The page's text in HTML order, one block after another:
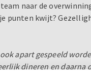
team naar de
punten kwijt?
apart gespeeld
dineren en daarna
duurt het